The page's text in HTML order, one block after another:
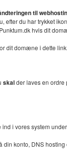
til
efter du har trykket
hvis dit
dit domæne i dette
skalder laves en
i vores system
din konto, DNS hosting